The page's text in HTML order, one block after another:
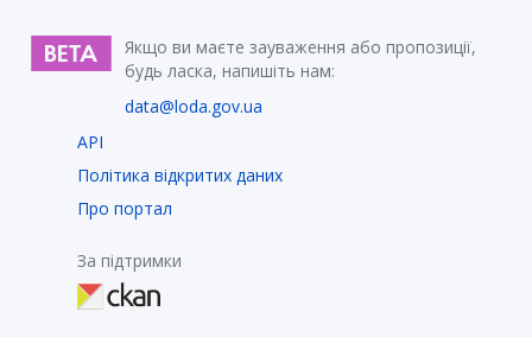
Якщо ви маєте зауваження або пропозиції,
будь ласка, напишіть нам:
data@loda.gov.ua
API
Політика відкритих даних
Про портал
За підтримки